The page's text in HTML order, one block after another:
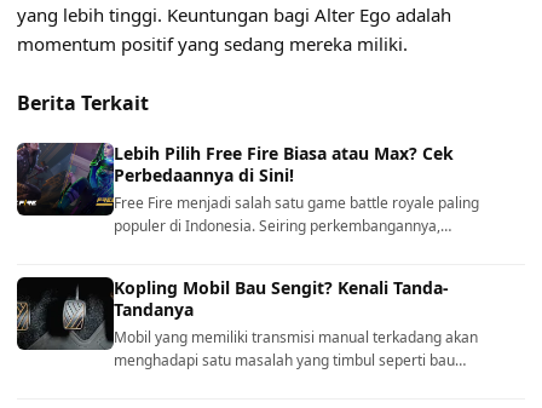
yang lebih tinggi. Keuntungan bagi Alter Ego adalah
momentum positif yang sedang mereka miliki.
Berita Terkait
Lebih Pilih Free Fire Biasa atau Max? Cek
Perbedaannya di Sini!
Free Fire menjadi salah satu game battle royale paling
populer di Indonesia. Seiring perkembangannya,…
Kopling Mobil Bau Sengit? Kenali Tanda-
Tandanya
Mobil yang memiliki transmisi manual terkadang akan
menghadapi satu masalah yang timbul seperti bau…